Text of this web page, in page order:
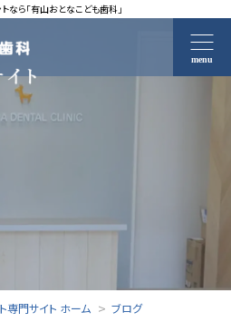
なら「有山おとなこども歯科」
menu
専門サイト ホーム ブログ